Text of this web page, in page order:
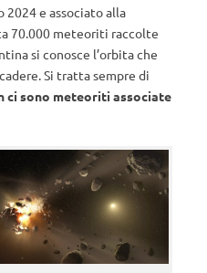
2024 e associato alla
70.000 meteoriti raccolte
si conosce l’orbita che
Si tratta sempre di
ci sono meteoriti associate